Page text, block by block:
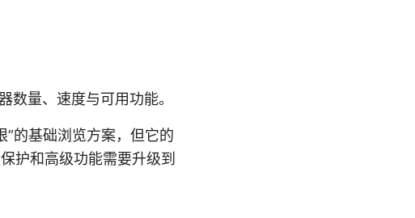
量、速度与可用功能。
的基础浏览方案，但它的
护和高级功能需要升级到